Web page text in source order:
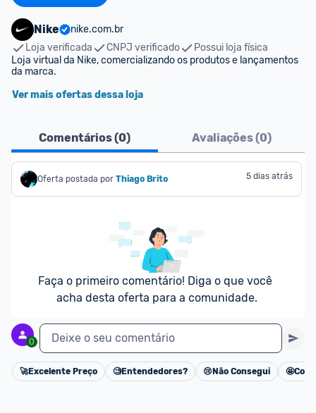
Nike
nike.com.br
Loja verificada
CNPJ verificado
Possui loja física
Loja virtual da Nike, comercializando os produtos e lançamentos
da marca.
Ver mais ofertas dessa loja
Comentários (0) Avaliações (0)
Oferta postada por Thiago Brito 5 dias atrás
Faça o primeiro comentário! Diga o que você
acha desta oferta para a comunidade.
0 Deixe o seu comentário
Cancelar
🚀Excelente Preço 🧐Entendedores? 😢 Não Consegui 🤩